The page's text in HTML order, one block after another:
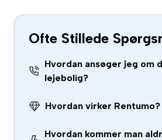
Ofte Stillede
Hvordan ansøger jeg om
lejebolig?
Hvordan virker Rentumo?
Hvordan kommer man